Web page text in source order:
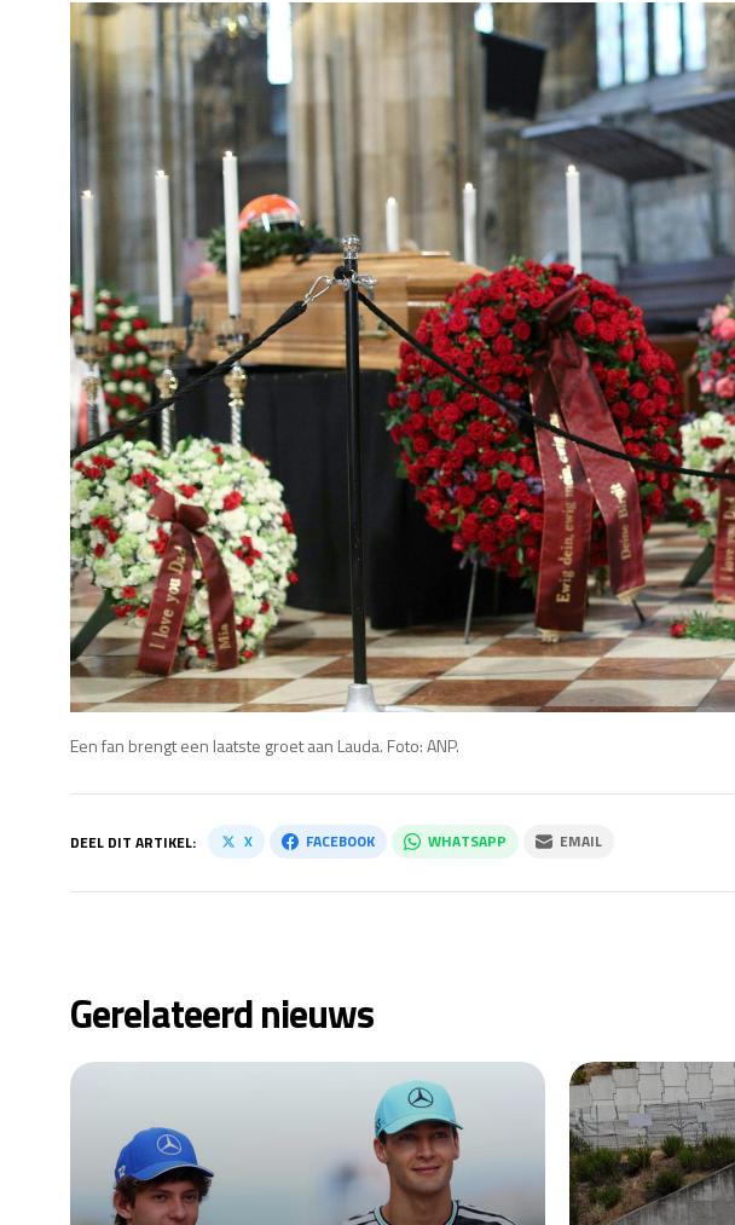
Een fan brengt een laatste groet aan Lauda. Foto: ANP.
DEEL DIT ARTIKEL: X FACEBOOK WHATSAPP EMAIL
Gerelateerd nieuws